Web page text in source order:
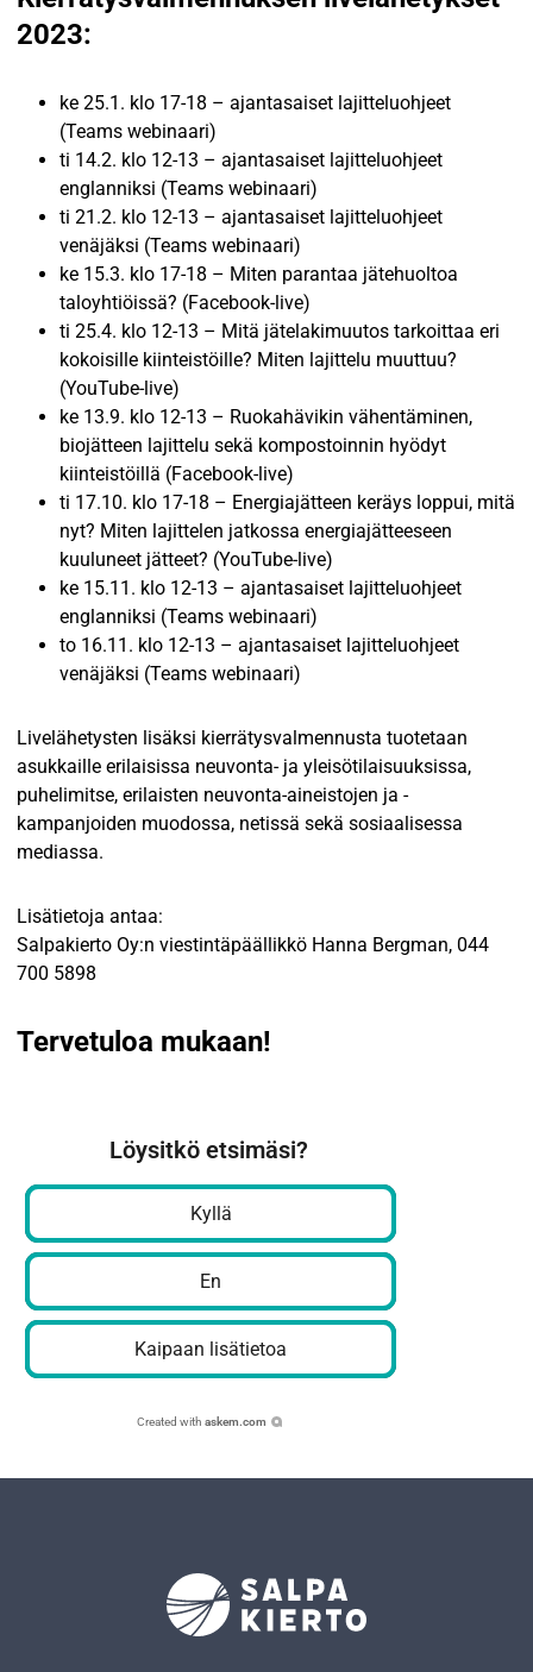
2023:
ke 25.1. klo 17-18 – ajantasaiset lajitteluohjeet
(Teams webinaari)
ti 14.2. klo 12-13 – ajantasaiset lajitteluohjeet
englanniksi (Teams webinaari)
ti 21.2. klo 12-13 – ajantasaiset lajitteluohjeet
venäjäksi (Teams webinaari)
ke 15.3. klo 17-18 – Miten parantaa jätehuoltoa
taloyhtiöissä? (Facebook-live)
ti 25.4. klo 12-13 – Mitä jätelakimuutos tarkoittaa eri
kokoisille kiinteistöille? Miten lajittelu muuttuu?
(YouTube-live)
ke 13.9. klo 12-13 – Ruokahävikin vähentäminen,
biojätteen lajittelu sekä kompostoinnin hyödyt
kiinteistöillä (Facebook-live)
ti 17.10. klo 17-18 – Energiajätteen keräys loppui, mitä
nyt? Miten lajittelen jatkossa energiajätteeseen
kuuluneet jätteet? (YouTube-live)
ke 15.11. klo 12-13 – ajantasaiset lajitteluohjeet
englanniksi (Teams webinaari)
to 16.11. klo 12-13 – ajantasaiset lajitteluohjeet
venäjäksi (Teams webinaari)
Livelähetysten lisäksi kierrätysvalmennusta tuotetaan
asukkaille erilaisissa neuvonta- ja yleisötilaisuuksissa,
puhelimitse, erilaisten neuvonta-aineistojen ja -
kampanjoiden muodossa, netissä sekä sosiaalisessa
mediassa.
Lisätietoja antaa:
Salpakierto Oy:n viestintäpäällikkö Hanna Bergman, 044
700 5898
Tervetuloa mukaan!
Löysitkö etsimäsi?
Kyllä
En
Kaipaan lisätietoa
Created with askem.com